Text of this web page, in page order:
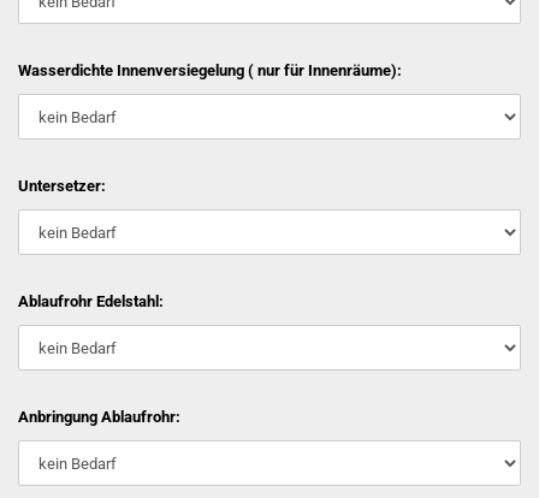
Wasserdichte Innenversiegelung ( nur für Innenräume):
Untersetzer:
Ablaufrohr Edelstahl:
Anbringung Ablaufrohr: